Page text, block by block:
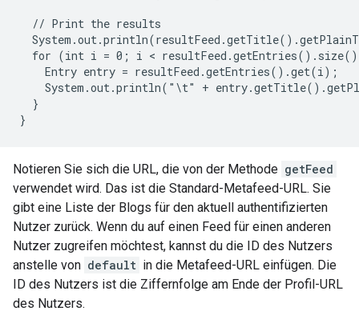
  // Print the results
for (int i = 0; i <
    Entry entry = resultFeed.getEntries().get(i);
System.out.println("\t" +
  }
Notieren Sie sich die URL, die von der Methode getFeed
verwendet wird. Das ist die Standard-Metafeed-URL. Sie
gibt eine Liste der Blogs für den aktuell authentifizierten
Nutzer zurück. Wenn du auf einen Feed für einen anderen
Nutzer zugreifen möchtest, kannst du die ID des Nutzers
anstelle von default in die Metafeed-URL einfügen. Die
ID des Nutzers ist die Ziffernfolge am Ende der Profil-URL
des Nutzers.